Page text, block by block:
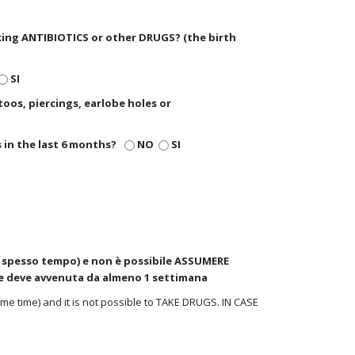
ANTIBIOTICS or other DRUGS? (the birth
SI
piercings, earlobe holes or
in the last 6 months? NO SI
tempo) e non è possibile ASSUMERE
deve avvenuta da almeno 1 settimana
time) and it is not possible to TAKE DRUGS. IN CASE